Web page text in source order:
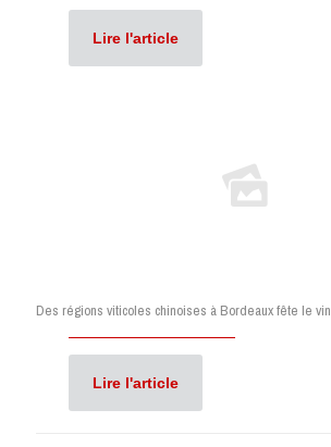
Lire l'article
Des régions viticoles chinoises à Bordeaux fête le vin
Lire l'article